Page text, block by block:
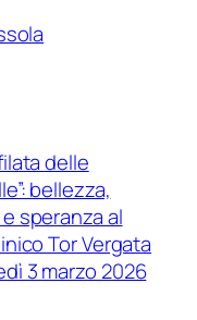
delle
bellezza,
speranza al
Tor Vergata
3 marzo 2026